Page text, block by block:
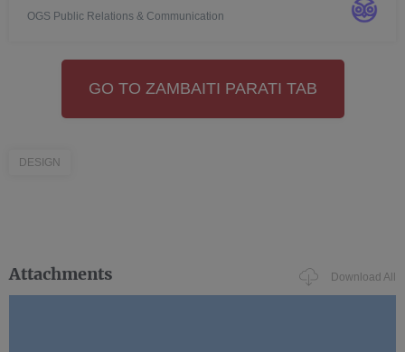
OGS Public Relations & Communication
GO TO ZAMBAITI PARATI TAB
DESIGN
Attachments Download All